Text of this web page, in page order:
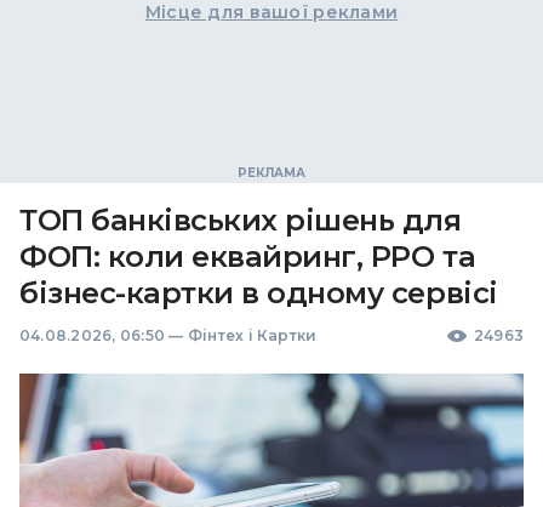
Місце для вашої реклами
ТОП банківських рішень для
ФОП: коли еквайринг, РРО та
бізнес-картки в одному сервісі
04.08.2026, 06:50 — Фінтех і Картки 24963